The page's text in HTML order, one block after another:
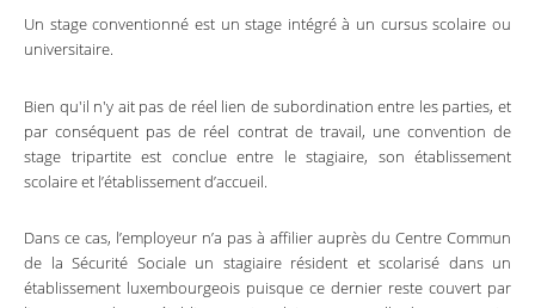
Un stage conventionné est un stage intégré à un cursus scolaire ou
universitaire.
Bien qu'il n'y ait pas de réel lien de subordination entre les parties, et
par conséquent pas de réel contrat de travail, une convention de
stage tripartite est conclue entre le stagiaire, son établissement
scolaire et l’établissement d’accueil.
Dans ce cas, l’employeur n’a pas à affilier auprès du Centre Commun
de la Sécurité Sociale un stagiaire résident et scolarisé dans un
établissement luxembourgeois puisque ce dernier reste couvert par